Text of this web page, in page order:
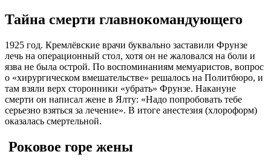
Тайна смерти главнокомандующего
1925 год. Кремлёвские врачи буквально заставили Фрунзе
лечь на операционный стол, хотя он не жаловался на боли и
язва не была острой. По воспоминаниям мемуаристов, вопрос
о «хирургическом вмешательстве» решалось на Политбюро, и
там взяли верх сторонники «убрать» Фрунзе. Накануне
смерти он написал жене в Ялту: «Надо попробовать тебе
серьезно взяться за лечение». В итоге анестезия (хлороформ)
оказалась смертельной.
Роковое горе жены